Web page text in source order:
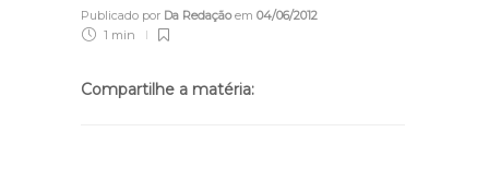
Publicado por Da Redaçãoem 04/06/2012
1 min
Compartilhe a matéria: